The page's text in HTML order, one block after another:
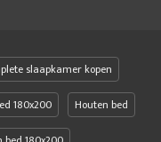
slaapkamer kopen
180x200
Houten bed